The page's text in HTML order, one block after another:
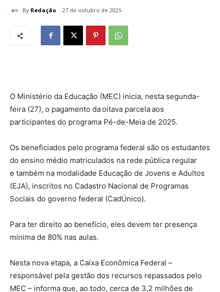
By Redação 27 de outubro de 2025
O Ministério da Educação (MEC) inicia, nesta segunda-
feira (27), o pagamento da oitava parcela aos
participantes do programa Pé-de-Meia de 2025.
Os beneficiados pelo programa federal são os estudantes
do ensino médio matriculados na rede pública regular
e também na modalidade Educação de Jovens e Adultos
(EJA), inscritos no Cadastro Nacional de Programas
Sociais do governo federal (CadÚnico).
Para ter direito ao benefício, eles devem ter presença
mínima de 80% nas aulas.
Nesta nova etapa, a Caixa Econômica Federal –
responsável pela gestão dos recursos repassados pelo
MEC – informa que, ao todo, cerca de 3,2 milhões de